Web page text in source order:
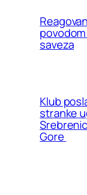
saveza
Klub
stranke
Gore